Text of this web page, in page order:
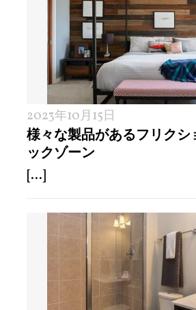
2023年10月15日
様々な製品があるフリクシ
ックゾーン
[...]